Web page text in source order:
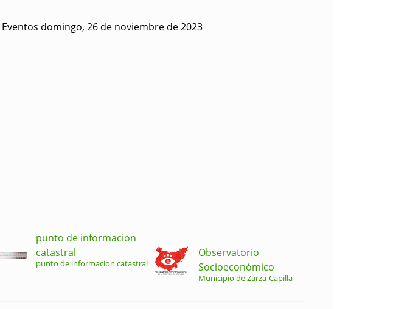
Eventos domingo, 26 de noviembre de 2023
punto de informacion
catastral
punto de informacion catastral
Observatorio
Socioeconómico
Municipio de Zarza-Capilla